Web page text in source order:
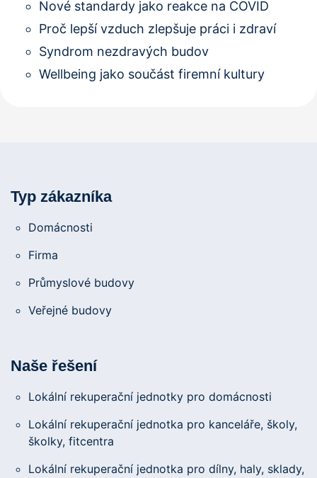
Nové standardy jako reakce na COVID
Proč lepší vzduch zlepšuje práci i zdraví
Syndrom nezdravých budov
Wellbeing jako součást firemní kultury
Typ zákazníka
Domácnosti
Firma
Průmyslové budovy
Veřejné budovy
Naše řešení
Lokální rekuperační jednotky pro domácnosti
Lokální rekuperační jednotka pro kanceláře, školy,
školky, fitcentra
Lokální rekuperační jednotka pro dílny, haly, sklady,